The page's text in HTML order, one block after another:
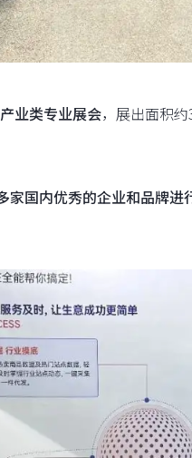
业类专业展会，展出面积
家国内优秀的企业和品牌进